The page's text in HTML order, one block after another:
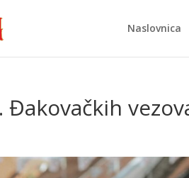
Naslovnica
Đakovačkih